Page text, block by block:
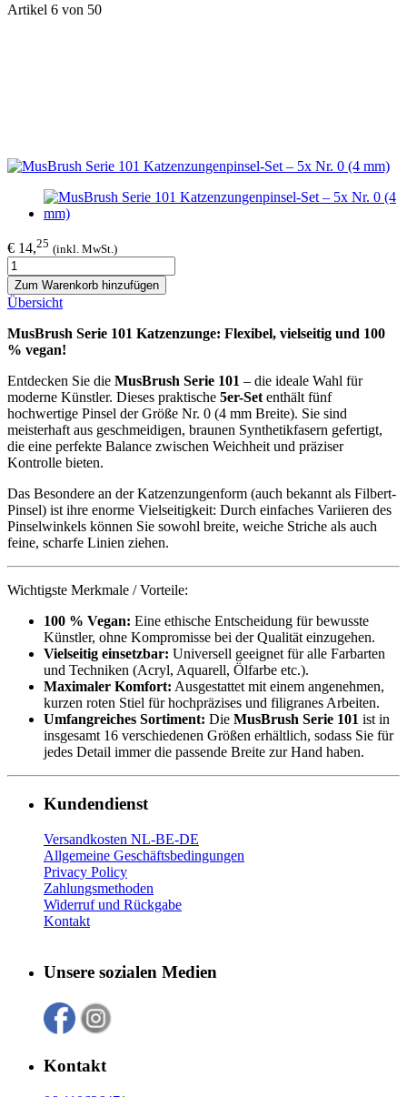
Artikel 6 von 50
€ 14,25 (inkl. MwSt.)
Zum Warenkorb hinzufügen
Übersicht
MusBrush Serie 101 Katzenzunge: Flexibel, vielseitig und 100
% vegan!
Entdecken Sie die MusBrush Serie 101 – die ideale Wahl für
moderne Künstler. Dieses praktische 5er-Set enthält fünf
hochwertige Pinsel der Größe Nr. 0 (4 mm Breite). Sie sind
meisterhaft aus geschmeidigen, braunen Synthetikfasern gefertigt,
die eine perfekte Balance zwischen Weichheit und präziser
Kontrolle bieten.
Das Besondere an der Katzenzungenform (auch bekannt als Filbert-
Pinsel) ist ihre enorme Vielseitigkeit: Durch einfaches Variieren des
Pinselwinkels können Sie sowohl breite, weiche Striche als auch
feine, scharfe Linien ziehen.
Wichtigste Merkmale / Vorteile:
100 % Vegan: Eine ethische Entscheidung für bewusste
Künstler, ohne Kompromisse bei der Qualität einzugehen.
Vielseitig einsetzbar: Universell geeignet für alle Farbarten
und Techniken (Acryl, Aquarell, Ölfarbe etc.).
Maximaler Komfort: Ausgestattet mit einem angenehmen,
kurzen roten Stiel für hochpräzises und filigranes Arbeiten.
Umfangreiches Sortiment: Die MusBrush Serie 101 ist in
insgesamt 16 verschiedenen Größen erhältlich, sodass Sie für
jedes Detail immer die passende Breite zur Hand haben.
Kundendienst
Versandkosten NL-BE-DE
Allgemeine Geschäftsbedingungen
Privacy Policy
Zahlungsmethoden
Widerruf und Rückgabe
Kontakt
Unsere sozialen Medien
Kontakt